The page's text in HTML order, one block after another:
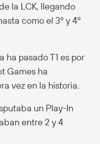
la LCK, llegando
como el 3º y 4º
ha pasado T1 es por
Games ha
vez en la historia.
un Play-In
entre 2 y 4